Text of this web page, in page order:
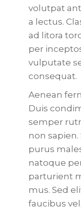
volutpat
a lectus.
ad litora
per
vulputate
consequat.
Aenean
Duis
semper
non
purus
natoque
parturient
mus. Sed
faucibus